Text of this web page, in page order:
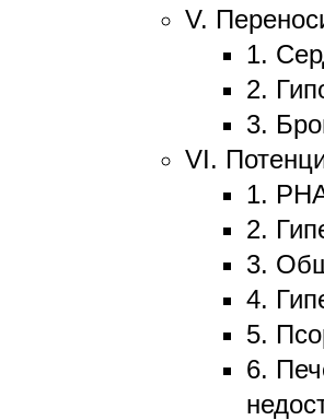
V.
1.
2.
3.
VI.
1.
2.
3.
4.
5.
6.